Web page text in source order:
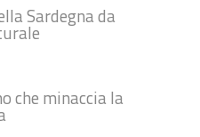
Sardegna da
che minaccia la